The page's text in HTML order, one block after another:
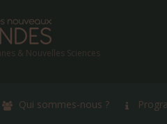
& Nouvelles Sciences
Qui sommes-nous ?